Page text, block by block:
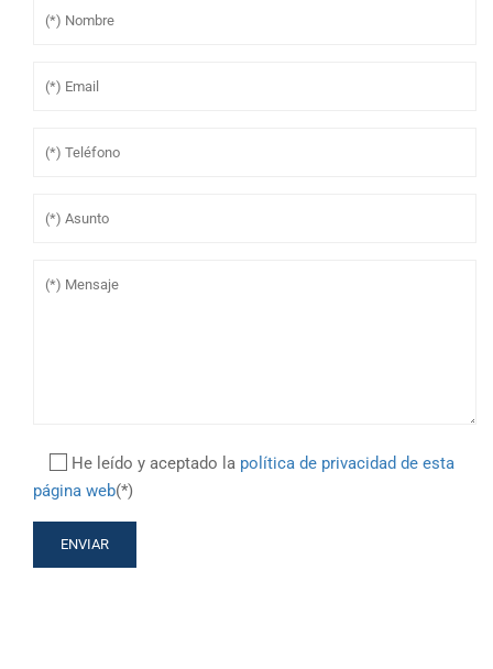
He leído y aceptado la política de privacidad de esta
página web(*)